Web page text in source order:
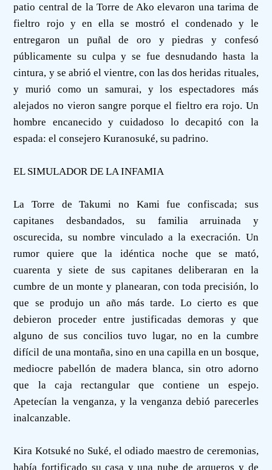
patio central de la Torre de Ako elevaron una tarima de
fieltro rojo y en ella se mostró el condenado y le
entregaron un puñal de oro y piedras y confesó
públicamente su culpa y se fue desnudando hasta la
cintura, y se abrió el vientre, con las dos heridas rituales,
y murió como un samurai, y los espectadores más
alejados no vieron sangre porque el fieltro era rojo. Un
hombre encanecido y cuidadoso lo decapitó con la
espada: el consejero Kuranosuké, su padrino.
EL SIMULADOR DE LA INFAMIA
La Torre de Takumi no Kami fue confiscada; sus
capitanes desbandados, su familia arruinada y
oscurecida, su nombre vinculado a la execración. Un
rumor quiere que la idéntica noche que se mató,
cuarenta y siete de sus capitanes deliberaran en la
cumbre de un monte y planearan, con toda precisión, lo
que se produjo un año más tarde. Lo cierto es que
debieron proceder entre justificadas demoras y que
alguno de sus concilios tuvo lugar, no en la cumbre
difícil de una montaña, sino en una capilla en un bosque,
mediocre pabellón de madera blanca, sin otro adorno
que la caja rectangular que contiene un espejo.
Apetecían la venganza, y la venganza debió parecerles
inalcanzable.
Kira Kotsuké no Suké, el odiado maestro de ceremonias,
había fortificado su casa y una nube de arqueros y de